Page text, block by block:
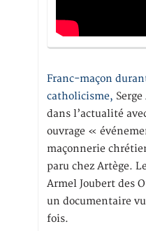
Franc-maçon
catholicisme,
dans l’actualité
ouvrage «
maçonnerie
paru chez Artège.
Armel Joubert des
un documentaire
fois.